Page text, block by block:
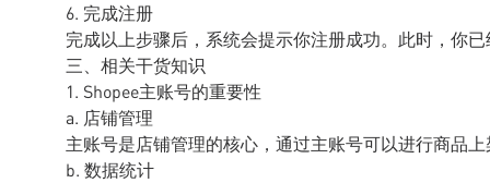
6. 完成注册
完成以上步骤后，系统会提示你注册成功。此时，你
三、相关干货知识
1. Shopee主账号的重要性
a. 店铺管理
主账号是店铺管理的核心，通过主账号可以进行商品
b. 数据统计